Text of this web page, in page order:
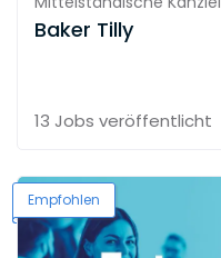
Baker Tilly
13 Jobs veröffentlicht
Empfohlen